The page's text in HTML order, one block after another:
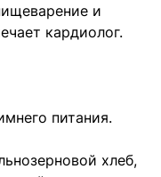
и
кардиолог.
питания.
хлеб,